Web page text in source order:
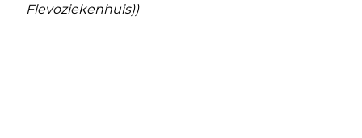
Flevoziekenhuis))